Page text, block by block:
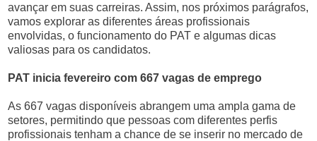
avançar em suas carreiras. Assim, nos próximos parágrafos,
vamos explorar as diferentes áreas profissionais
envolvidas, o funcionamento do PAT e algumas dicas
valiosas para os candidatos.
PAT inicia fevereiro com 667 vagas de emprego
As 667 vagas disponíveis abrangem uma ampla gama de
setores, permitindo que pessoas com diferentes perfis
profissionais tenham a chance de se inserir no mercado de